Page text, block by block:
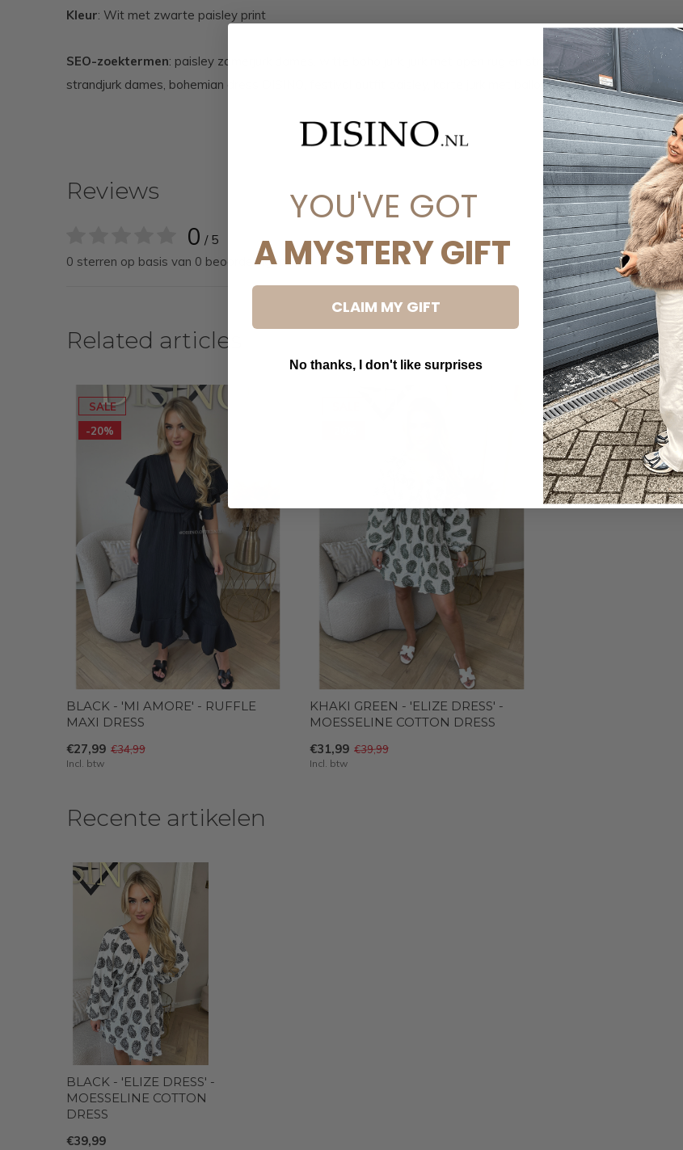
Kleur: Wit met zwarte paisley print
SEO-zoektermen: paisley zomerjurk dames, witte boho jurk, jurk met open rug en strik, luchtige
strandjurk dames, bohemian dress DISINO, festival outfit paisley, korte jurk met ballonmouwen
Reviews
0 / 5
0 sterren op basis van 0 beoordelingen
Related articles
SALE
-20%
BLACK - 'MI AMORE' - RUFFLE
MAXI DRESS
€27,99 €34,99
Incl. btw
KHAKI GREEN - 'ELIZE DRESS' -
MOESSELINE COTTON DRESS
€31,99 €39,99
Incl. btw
Recente artikelen
BLACK - 'ELIZE DRESS' -
MOESSELINE COTTON
DRESS
€39,99
YOU'VE GOT
A MYSTERY GIFT
CLAIM MY GIFT
No thanks, I don't like surprises